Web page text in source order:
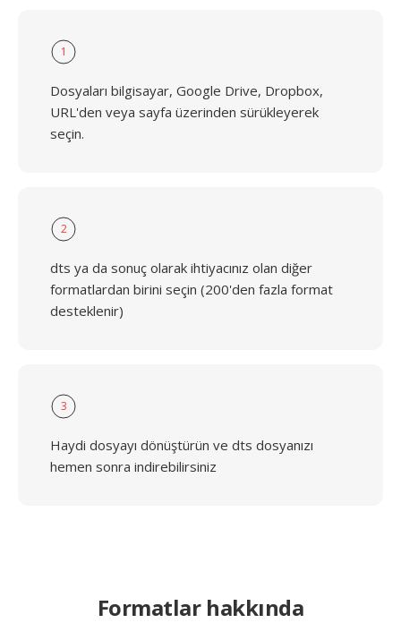
1
Dosyaları bilgisayar, Google Drive, Dropbox,
URL'den veya sayfa üzerinden sürükleyerek
seçin.
2
dts ya da sonuç olarak ihtiyacınız olan diğer
formatlardan birini seçin (200'den fazla format
desteklenir)
3
Haydi dosyayı dönüştürün ve dts dosyanızı
hemen sonra indirebilirsiniz
Formatlar hakkında